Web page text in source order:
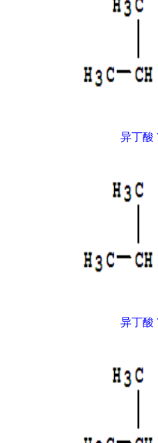
异丁酸
异丁酸